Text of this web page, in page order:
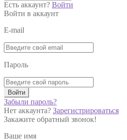
Есть аккаунт? Войти
Войти в аккаунт
E-mail
Пароль
Войти
Забыли пароль?
Нет аккаунта? Зарегистрироваться
Закажите обратный звонок!
Ваше имя